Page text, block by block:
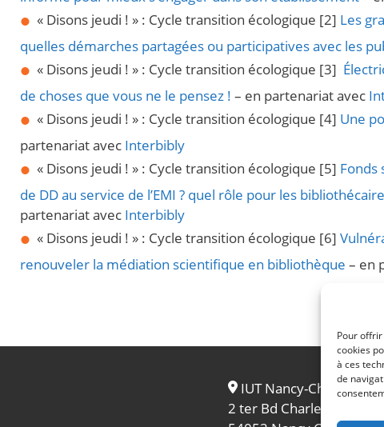
Pour
cookies
à ces
de
« Disons jeudi ! » : Cycle transition écologique [2] Les
quelles démarches partagées ou participatives avec les
« Disons jeudi ! » : Cycle transition écologique [3]
de choses que vous ne le pensez ! – en partenariat avec
« Disons jeudi ! » : Cycle transition écologique [4] Une
partenariat avec Interbibly
« Disons jeudi ! » : Cycle transition écologique [5] Fonds
de DD au service de l’EMI ? quel rôle pour les
partenariat avec Interbibly
« Disons jeudi ! » : Cycle transition écologique [6]
renouveler la médiation scientifique en bibliothèque – en
IUT Nancy-
2 ter Bd Charlemagne –